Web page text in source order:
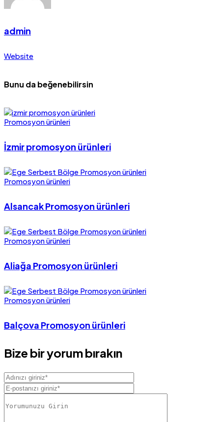
admin
Website
Bunu da beğenebilirsin
Promosyon ürünleri
İzmir promosyon ürünleri
Promosyon ürünleri
Alsancak Promosyon ürünleri
Promosyon ürünleri
Aliağa Promosyon ürünleri
Promosyon ürünleri
Balçova Promosyon ürünleri
Bize bir yorum bırakın